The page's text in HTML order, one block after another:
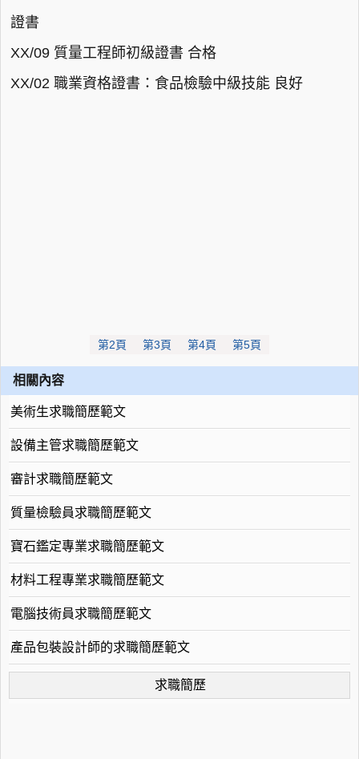
證書
XX/09 質量工程師初級證書 合格
XX/02 職業資格證書：食品檢驗中級技能 良好
第2頁 第3頁 第4頁 第5頁
相關內容
美術生求職簡歷範文
設備主管求職簡歷範文
審計求職簡歷範文
質量檢驗員求職簡歷範文
寶石鑑定專業求職簡歷範文
材料工程專業求職簡歷範文
電腦技術員求職簡歷範文
產品包裝設計師的求職簡歷範文
求職簡歷